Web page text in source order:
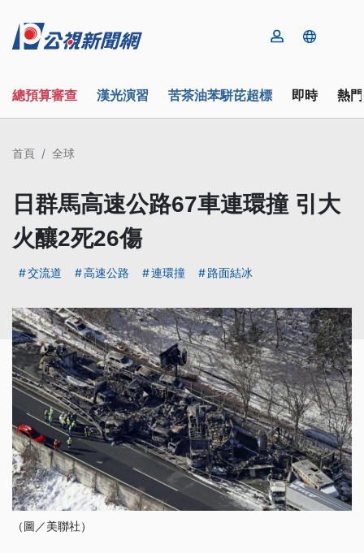
總預算審查 漢光演習 苦茶油苯駢芘超標 即時 熱
首頁 全球
日群馬高速公路67車連環撞 引大
火釀2死26傷
交流道 高速公路 連環撞 路面結冰
（圖／美聯社）